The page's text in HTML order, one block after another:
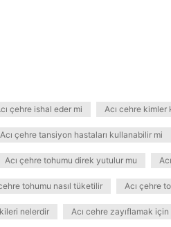
çehre ishal eder mi Acı cehre kimler
Acı çehre tansiyon hastaları kullanabilir mi
Acı çehre tohumu direk yutulur mu
tohumu nasıl tüketilir Acı çehre
nelerdir Acı cehre zayıflamak için